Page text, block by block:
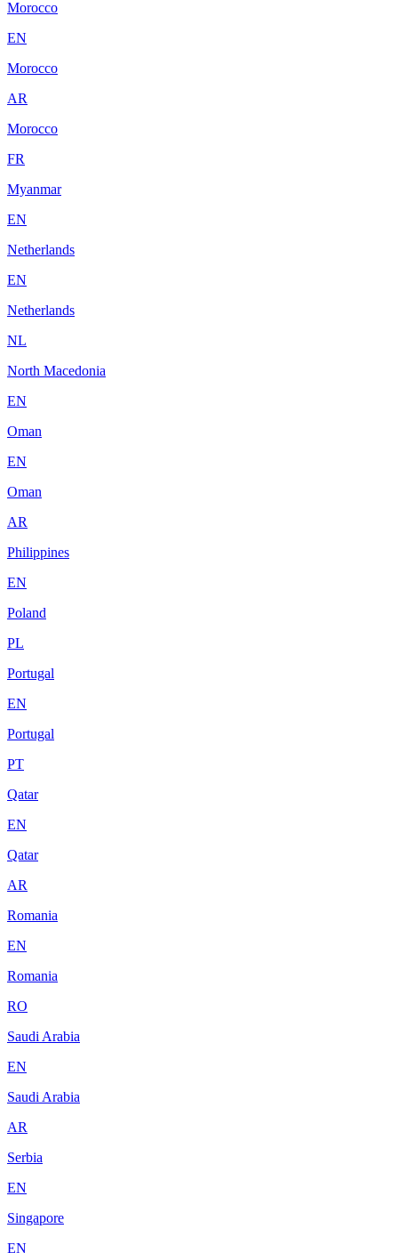
Morocco
EN
Morocco
AR
Morocco
FR
Myanmar
EN
Netherlands
EN
Netherlands
NL
North Macedonia
EN
Oman
EN
Oman
AR
Philippines
EN
Poland
PL
Portugal
EN
Portugal
PT
Qatar
EN
Qatar
AR
Romania
EN
Romania
RO
Saudi Arabia
EN
Saudi Arabia
AR
Serbia
EN
Singapore
EN